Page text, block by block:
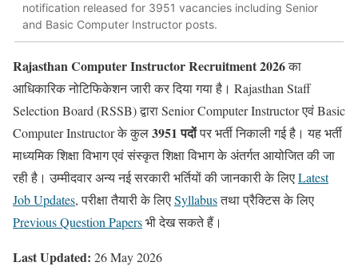
notification released for 3951 vacancies including Senior
and Basic Computer Instructor posts.
Rajasthan Computer Instructor Recruitment 2026का
आधिकारिक नोटिफिकेशन जारी कर दिया गया है। Rajasthan Staff
Selection Board (RSSB) द्वारा Senior Computer Instructor एवं Basic
Computer Instructor के कुल3951 पदोंपर भर्ती निकाली गई है। यह भर्ती
माध्यमिक शिक्षा विभाग एवं संस्कृत शिक्षा विभाग के अंतर्गत आयोजित की जा
रही है। उम्मीदवार अन्य नई सरकारी भर्तियों की जानकारी के लिएLatest
Job Updates, परीक्षा तैयारी के लिएSyllabusतथा प्रैक्टिस के लिए
Previous Question Papersभी देख सकते हैं।
Last Updated: 26 May 2026